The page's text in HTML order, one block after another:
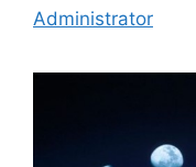
Administrator